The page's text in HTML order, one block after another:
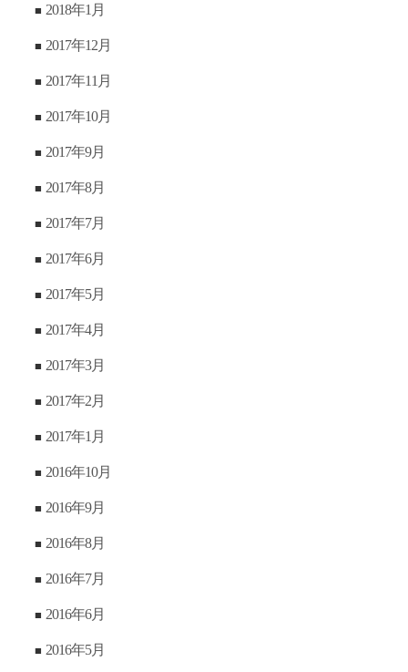
2018年1月
2017年12月
2017年11月
2017年10月
2017年9月
2017年8月
2017年7月
2017年6月
2017年5月
2017年4月
2017年3月
2017年2月
2017年1月
2016年10月
2016年9月
2016年8月
2016年7月
2016年6月
2016年5月